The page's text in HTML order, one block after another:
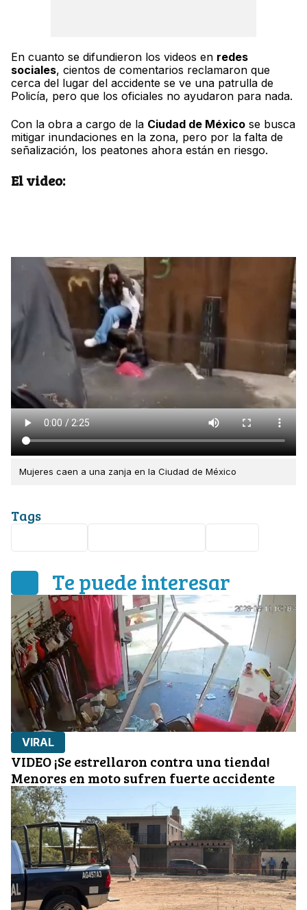
En cuanto se difundieron los videos en redes
sociales, cientos de comentarios reclamaron que
cerca del lugar del accidente se ve una patrulla de
Policía, pero que los oficiales no ayudaron para nada.
Con la obra a cargo de la Ciudad de México se busca
mitigar inundaciones en la zona, pero por la falta de
señalización, los peatones ahora están en riesgo.
El video:
Mujeres caen a una zanja en la Ciudad de México
Tags
Te puede interesar
VIRAL
VIDEO ¡Se estrellaron contra una tienda!
Menores en moto sufren fuerte accidente